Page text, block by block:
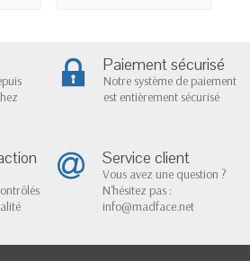
Paiement sécurisé
Notre système de paiement
est entièrement sécurisé
Service client
Vous avez une question ?
N'hésitez pas :
info@madface.net